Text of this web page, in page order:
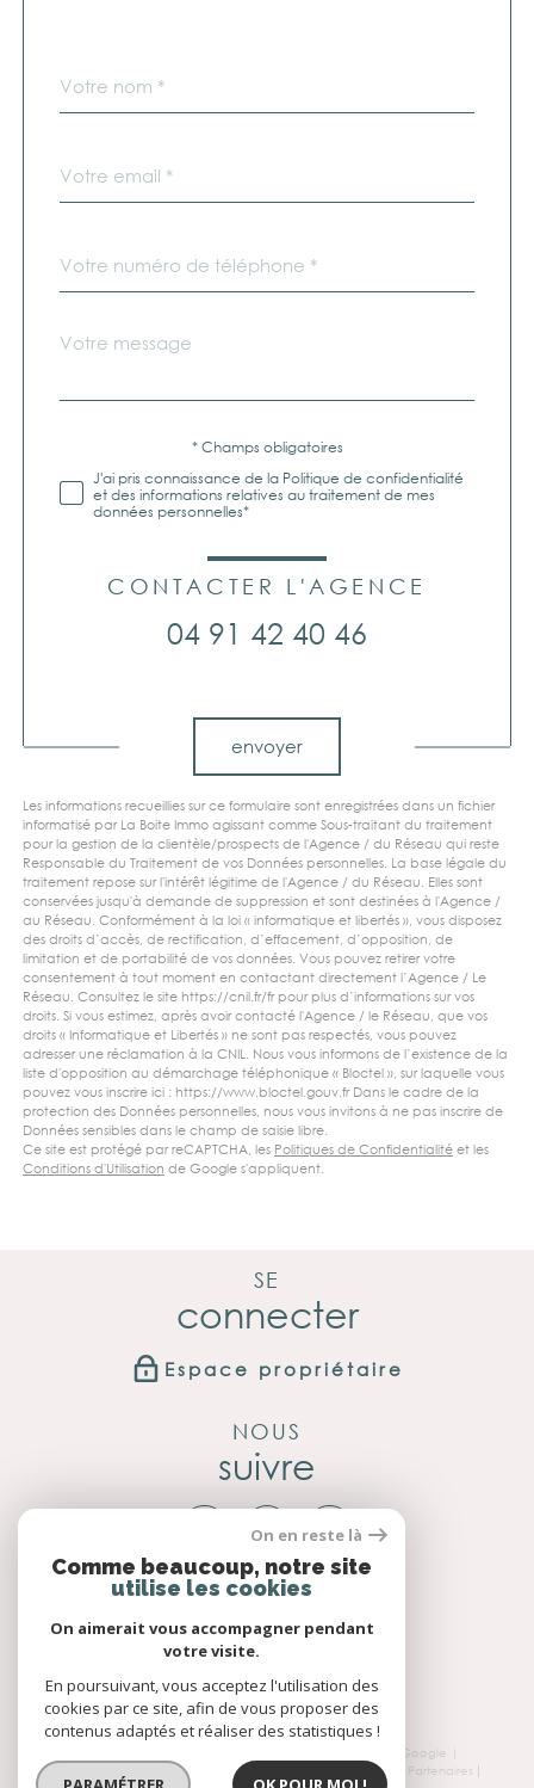
par
*
*
*
Fieldset
Message
*
Validation* Champs obligatoires
J'ai pris connaissance de la Politique de confidentialité
et des informations relatives au traitement de mes
données personnelles*
CONTACTER L'AGENCE
04 91 42 40 46
envoyer
Les informations recueillies sur ce formulaire sont enregistrées dans un fichier
informatisé par La Boite Immo agissant comme Sous-traitant du traitement
pour la gestion de la clientèle/prospects de l'Agence / du Réseau qui reste
Responsable du Traitement de vos Données personnelles. La base légale du
traitement repose sur l'intérêt légitime de l'Agence / du Réseau. Elles sont
conservées jusqu'à demande de suppression et sont destinées à l'Agence /
au Réseau. Conformément à la loi « informatique et libertés », vous disposez
des droits d’accès, de rectification, d’effacement, d’opposition, de
limitation et de portabilité de vos données. Vous pouvez retirer votre
consentement à tout moment en contactant directement l’Agence / Le
Réseau. Consultez le site https://cnil.fr/fr pour plus d’informations sur vos
droits. Si vous estimez, après avoir contacté l'Agence / le Réseau, que vos
droits « Informatique et Libertés » ne sont pas respectés, vous pouvez
adresser une réclamation à la CNIL. Nous vous informons de l’existence de la
liste d'opposition au démarchage téléphonique « Bloctel », sur laquelle vous
pouvez vous inscrire ici : https://www.bloctel.gouv.fr Dans le cadre de la
protection des Données personnelles, nous vous invitons à ne pas inscrire de
Données sensibles dans le champ de saisie libre.
Ce site est protégé par reCAPTCHA, les Politiques de Confidentialitéet les
Conditions d'Utilisation de Google s'appliquent.
SE
connecter
Espace propriétaire
NOUS
suivre
NOUS
adhérons
© 2026 | Tous droits réservés | Traduction powered by Google |
Plan du site Mentions légales Admin
Partenaires
On en reste là
Comme beaucoup, notre site
utilise les cookies
On aimerait vous accompagner pendant
votre visite.
En poursuivant, vous acceptez l'utilisation des
cookies par ce site, afin de vous proposer des
contenus adaptés et réaliser des statistiques !